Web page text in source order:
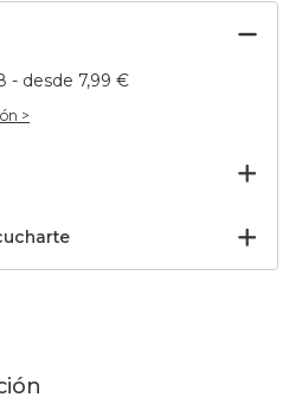
- desde 7,99 €
>